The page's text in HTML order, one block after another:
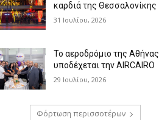
καρδιά της Θεσσαλονίκης
31 Ιουλίου, 2026
Το αεροδρόμιο της Αθήνας
υποδέχεται την AIRCAIRO
29 Ιουλίου, 2026
Φόρτωση περισσοτέρων